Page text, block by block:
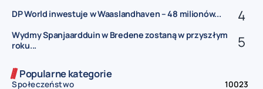
DP World inwestuje w Waaslandhaven – 48 milionów...
Wydmy Spanjaardduin w Bredene zostaną w przyszłym
roku...
Popularne kategorie
Społeczeństwo
10023